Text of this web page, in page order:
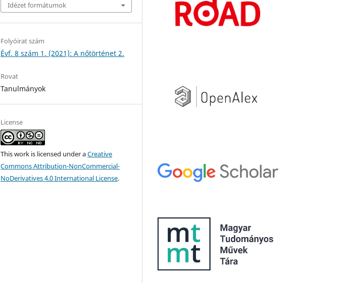
Idézet formátumok
Folyóirat szám
Évf. 8 szám 1. (2021): A nőtörténet 2.
Rovat
Tanulmányok
License
This work is licensed under aCreative
Commons Attribution-NonCommercial-
NoDerivatives 4.0 International License.